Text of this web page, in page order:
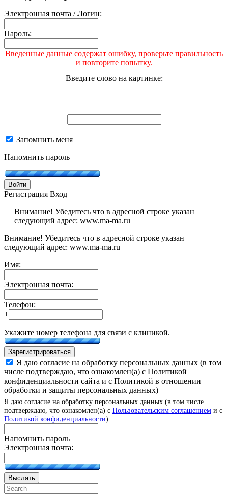
Электронная почта / Логин:
Пароль:
Введенные данные содержат ошибку, проверьте правильность
и повторите попытку.
Введите слово на картинке:
Запомнить меня
Напомнить пароль
Войти
Регистрация Вход
Внимание! Убедитесь что в адресной строке указан
следующий адрес: www.ma-ma.ru
Внимание! Убедитесь что в адресной строке указан
следующий адрес: www.ma-ma.ru
Имя:
Электронная почта:
Телефон:
+
Укажите номер телефона для связи с клиникой.
Зарегистрироваться
Я даю согласие на обработку персональных данных (в том
числе подтверждаю, что ознакомлен(а) с Политикой
конфиденциальности сайта и с Политикой в отношении
обработки и защиты персональных данных)
Я даю согласие на обработку персональных данных (в том числе
подтверждаю, что ознакомлен(а) с Пользовательским соглашением и с
Политикой конфиденциальности)
Напомнить пароль
Электронная почта:
Выслать